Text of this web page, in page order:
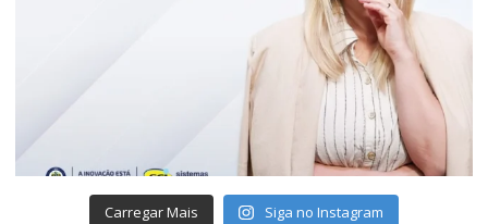
Carregar Mais Siga no Instagram